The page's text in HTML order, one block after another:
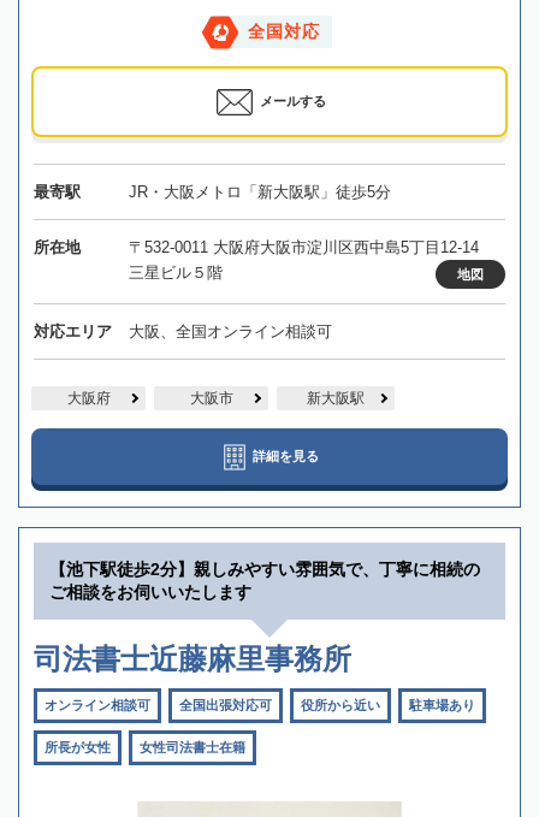
全国対応
メールする
最寄駅 JR・大阪メトロ「新大阪駅」徒歩5分
所在地
〒532-0011 大阪府大阪市淀川区西中島5丁目12-14
三星ビル５階
地図
対応エリア 大阪、全国オンライン相談可
大阪府 大阪市 新大阪駅
詳細を見る
【池下駅徒歩2分】親しみやすい雰囲気で、丁寧に相続の
ご相談をお伺いいたします
司法書士近藤麻里事務所
オンライン相談可 全国出張対応可 役所から近い 駐車場あり
所長が女性 女性司法書士在籍